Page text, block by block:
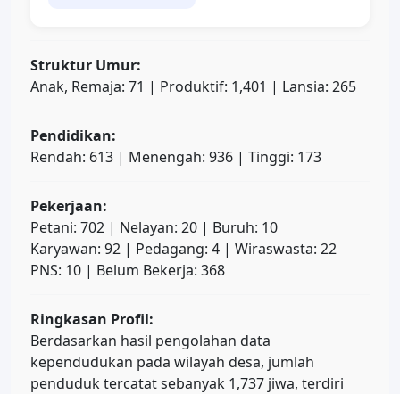
Struktur Umur:
Anak, Remaja: 71 | Produktif: 1,401 | Lansia: 265
Pendidikan:
Rendah: 613 | Menengah: 936 | Tinggi: 173
Pekerjaan:
Petani: 702 | Nelayan: 20 | Buruh: 10
Karyawan: 92 | Pedagang: 4 | Wiraswasta: 22
PNS: 10 | Belum Bekerja: 368
Ringkasan Profil:
Berdasarkan hasil pengolahan data
kependudukan pada wilayah desa, jumlah
penduduk tercatat sebanyak 1,737 jiwa, terdiri